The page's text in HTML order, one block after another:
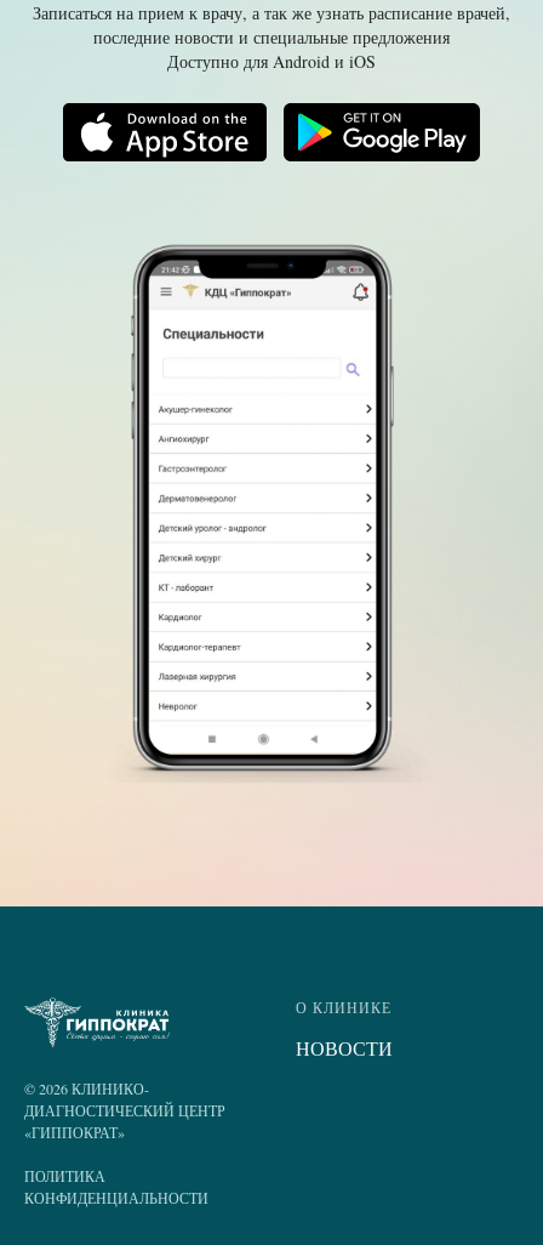
Записаться на прием к врачу, а так же узнать расписание врачей,
последние новости и специальные предложения
Доступно для Android и iOS
© 2026 КЛИНИКО-
ДИАГНОСТИЧЕСКИЙ ЦЕНТР
«ГИППОКРАТ»
ПОЛИТИКА
КОНФИДЕНЦИАЛЬНОСТИ
О КЛИНИКЕ
НОВОСТИ